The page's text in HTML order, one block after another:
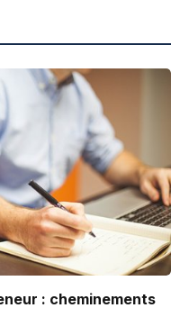
: cheminements